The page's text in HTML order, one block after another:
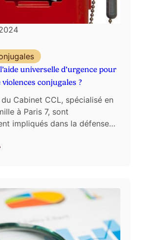
universelle d’urgence pour
conjugales ?
Cabinet CCL, spécialisé en
à Paris 7, sont
impliqués dans la défense